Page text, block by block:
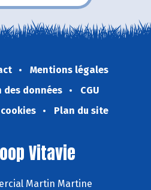
Mentions légales
données
CGU
Plan du site
Vitavie
Martin Martine